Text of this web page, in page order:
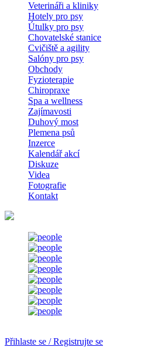
Veterináři a kliniky
Hotely pro psy
Útulky pro psy
Chovatelské stanice
Cvičiště a agility
Salóny pro psy
Obchody
Fyzioterapie
Chiropraxe
Spa a wellness
Zajímavosti
Duhový most
Plemena psů
Inzerce
Kalendář akcí
Diskuze
Videa
Fotografie
Kontakt
Přihlaste se / Registrujte se